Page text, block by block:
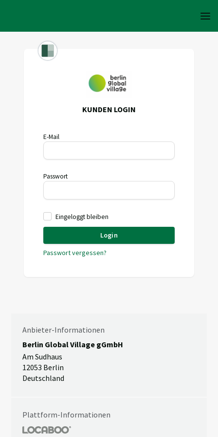
KUNDEN LOGIN
E-Mail
Passwort
Eingeloggt bleiben
Login
Passwort vergessen?
Anbieter-Informationen
Berlin Global Village gGmbH
Am Sudhaus
12053 Berlin
Deutschland
Plattform-Informationen